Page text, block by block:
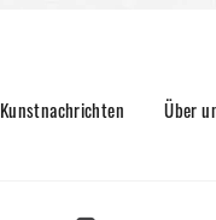
Kunstnachrichten Über